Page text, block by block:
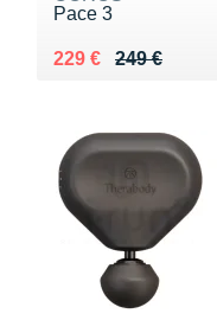
Pace 3
249 €
Au lieu de 249 €
229 €
Vendu 229 €